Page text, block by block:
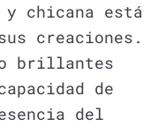
chicana está
creaciones.
brillantes
de
del